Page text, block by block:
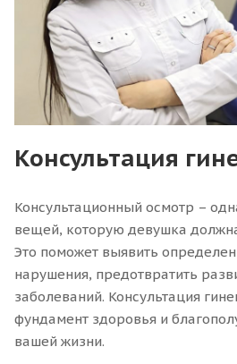
Консультация
Консультационный осмотр –
вещей, которую девушка
Это поможет выявить
нарушения, предотвратить
заболеваний. Консультация
фундамент здоровья и
вашей жизни.